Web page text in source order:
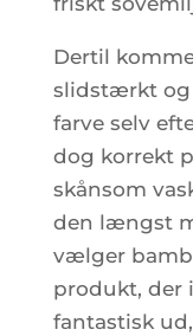
Dertil
slidstærkt og
farve selv
dog korrekt
skånsom
den længst
vælger
produkt, der
fantastisk